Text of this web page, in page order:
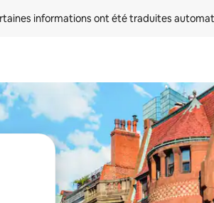
informations ont été traduites